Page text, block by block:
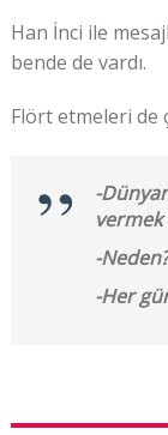
Han İnci ile
bende de vardı.
Flört etmeleri de
-
-Neden?
-Her